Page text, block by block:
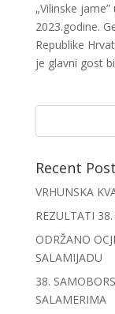
„Vilinske
2023.godine.
Republike
je glavni gost
Recent
VRHUNSKA
REZULTATI
ODRŽANO
SALAMIJADU
38.
SALAMERIMA